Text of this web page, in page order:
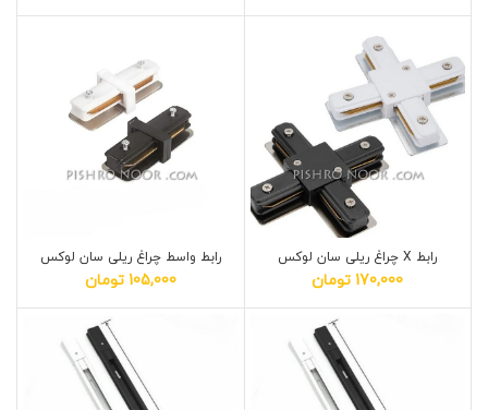
رابط X چراغ ریلی سان لوکس
170,000 تومان
رابط واسط چراغ ریلی سان لوکس
105,000 تومان